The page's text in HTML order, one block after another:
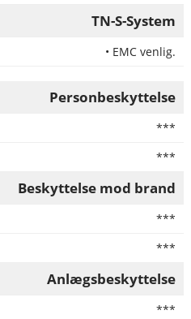
TN-S-System
• EMC venlig.
Personbeskyttelse
***
***
Beskyttelse mod brand
***
***
Anlægsbeskyttelse
***